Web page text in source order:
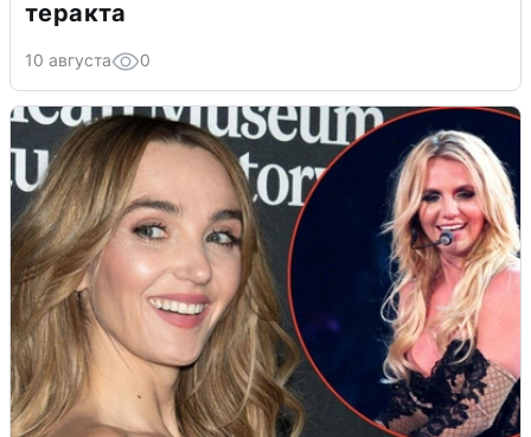
теракта
10 августа 0